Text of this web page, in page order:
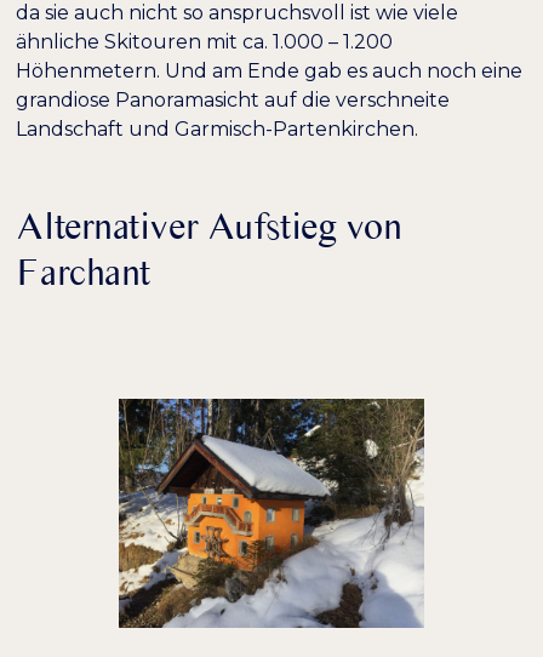
da sie auch nicht so anspruchsvoll ist wie viele
ähnliche Skitouren mit ca. 1.000 – 1.200
Höhenmetern. Und am Ende gab es auch noch eine
grandiose Panoramasicht auf die verschneite
Landschaft und Garmisch-Partenkirchen.
Alternativer Aufstieg von
Farchant